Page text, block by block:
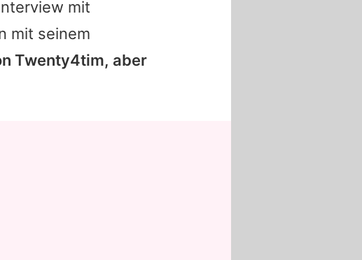
mit
mit seinem
Twenty4tim, aber